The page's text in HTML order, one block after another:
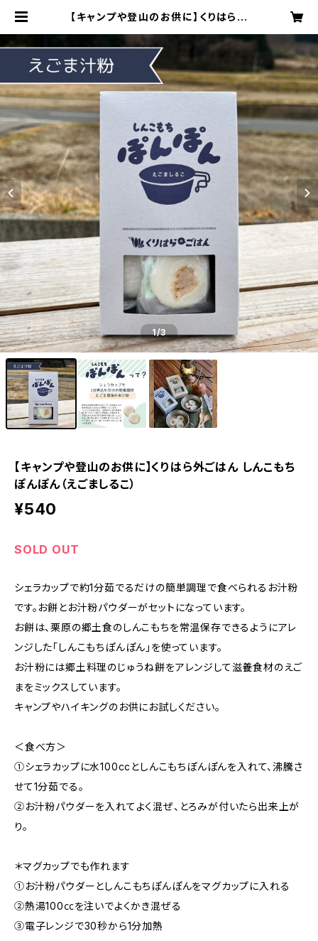
【キャンプや登山のお供に】くりはら外
るこ） | くりはらファーマーズラボ
1/3
【キャンプや登山のお供に】くりはら外ごはん しんこもち
ぽんぽん（えごましるこ）
¥540
SOLD OUT
シェラカップで約1分茹でるだけの簡単調理で食べられるお汁粉
です。お餅とお汁粉パウダーがセットになっています。
お餅は、栗原の郷土食のしんこもちを常温保存できるようにアレ
ンジした「しんこもちぽんぽん」を使っています。
お汁粉には郷土料理のじゅうね餅をアレンジして滋養食材のえご
まをミックスしています。
キャンプやハイキングのお供にお試しください。
＜食べ方＞
①シェラカップに水100ccとしんこもちぽんぽんを入れて、沸騰さ
せて1分茹でる。
②お汁粉パウダーを入れてよく混ぜ、とろみが付いたら出来上が
り。
＊マグカップでも作れます
①お汁粉パウダーとしんこもちぽんぽんをマグカップに入れる
②熱湯100㏄を注いでよくかき混ぜる
③電子レンジで30秒から1分加熱